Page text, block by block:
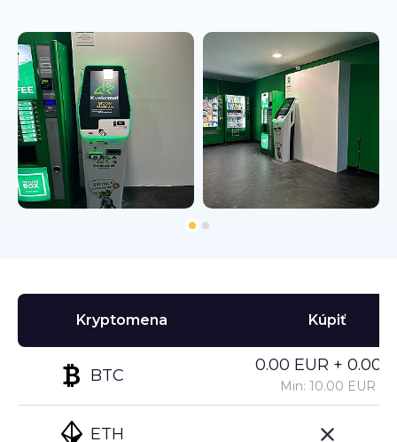
Kryptomena
BTC
ETH
Kúpiť
0.00 EUR +
Min: 10.00 EUR